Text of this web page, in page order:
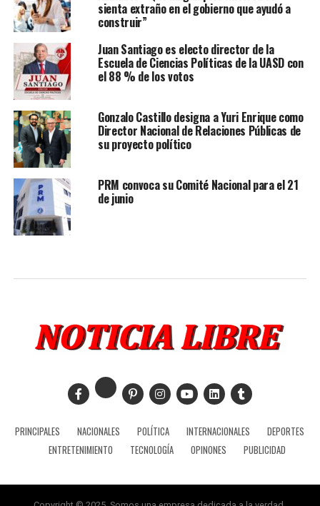
sienta extraño en el gobierno que ayudó a
construir”
Juan Santiago es electo director de la
Escuela de Ciencias Políticas de la UASD con
el 88 % de los votos
Gonzalo Castillo designa a Yuri Enrique como
Director Nacional de Relaciones Públicas de
su proyecto político
PRM convoca su Comité Nacional para el 21
de junio
PRINCIPALES NACIONALES POLÍTICA INTERNACIONALES
DEPORTES
ENTRETENIMIENTO
TECNOLOGÍA OPINONES PUBLICIDAD